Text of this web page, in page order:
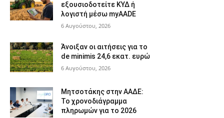
εξουσιοδοτείτε ΚΥΔ ή
λογιστή μέσω myAADE
6 Αυγούστου, 2026
Άνοιξαν οι αιτήσεις για το
de minimis 24,6 εκατ. ευρώ
6 Αυγούστου, 2026
Μητσοτάκης στην ΑΑΔΕ:
Το χρονοδιάγραμμα
πληρωμών για το 2026